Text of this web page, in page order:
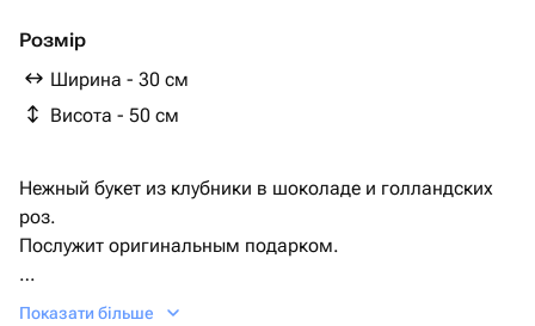
Розмір
Ширина - 30 см
Висота - 50 см
Нежный букет из клубники в шоколаде и голландских
роз.
Послужит оригинальным подарком.
Как хранить??
Показати більше